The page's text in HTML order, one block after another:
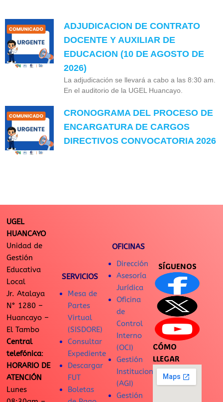
ADJUDICACION DE CONTRATO
DOCENTE Y AUXILIAR DE
EDUCACION (10 DE AGOSTO DE
2026)
La adjudicación se llevará a cabo a las 8:30 am.
En el auditorio de la UGEL Huancayo.
CRONOGRAMA DEL PROCESO DE
ENCARGATURA DE CARGOS
DIRECTIVOS CONVOCATORIA 2026
UGEL
HUANCAYO
Unidad de
Gestión
Educativa
Local
Jr. Atalaya
N° 1280 –
Huancayo –
El Tambo
Central
telefónica:
HORARIO DE
ATENCIÓN
Lunes
SERVICIOS
Mesa de
Partes
Virtual
(SISDORE)
Consultar
Expediente
Descargar
FUT
Boletas
OFICINAS
Dirección
Asesoría
Jurídica
Oficina
de
Control
Interno
(OCI)
Gestión
Institucional
(AGI)
Gestión
SÍGUENOS
CÓMO
LLEGAR